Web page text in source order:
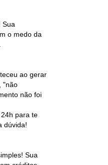
Sua
o medo da
ao gerar
"não
não foi
para te
dúvida!
Sua